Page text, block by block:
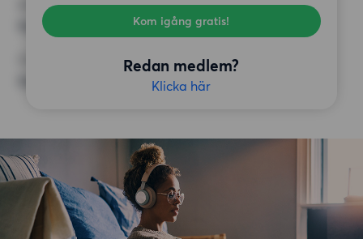
Kom igång gratis!
Redan medlem?
Klicka här
Inga speciella krav
ÖVRIGA PREFERENSER
Inga speciella preferenser